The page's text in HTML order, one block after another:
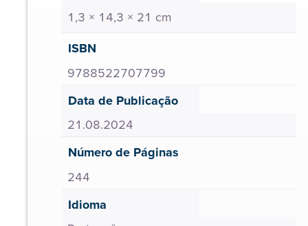
1,3 × 14,3 × 21 cm
ISBN
9788522707799
Data de Publicação
21.08.2024
Número de Páginas
244
Idioma